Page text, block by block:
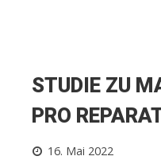
STUDIE ZU
RO
16. Mai 2022